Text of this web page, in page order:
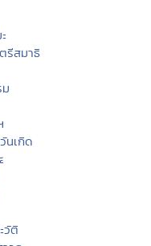
รีสมาธิ
นเกิด
วัติ